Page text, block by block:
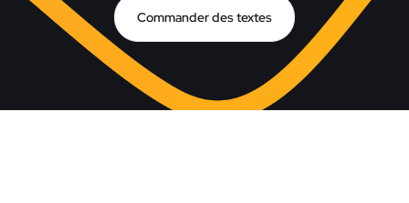
Commander des textes